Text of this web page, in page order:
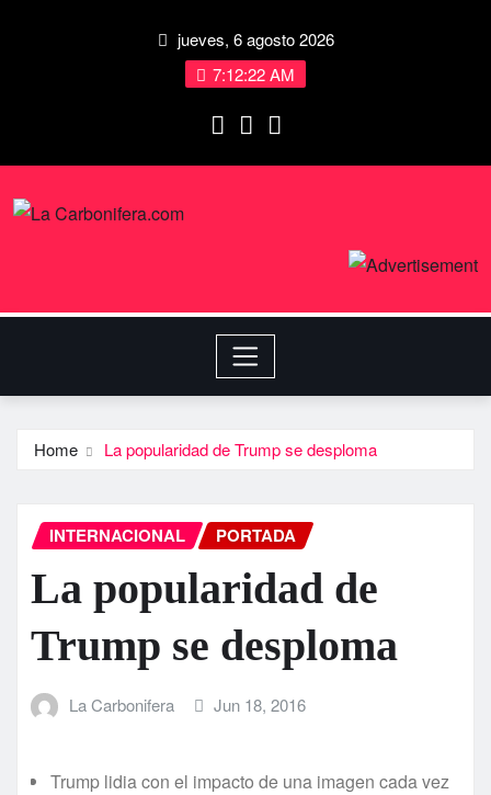
jueves, 6 agosto 2026
7:12:23 AM
Home La popularidad de Trump se desploma
INTERNACIONAL PORTADA
La popularidad de
Trump se desploma
La Carbonifera Jun 18, 2016
Trump lidia con el impacto de una imagen cada vez